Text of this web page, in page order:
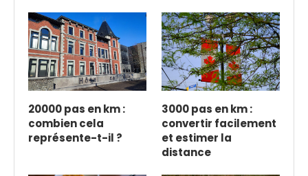
20000 pas en km :
combien cela
représente-t-il ?
3000 pas en km :
convertir facilement
et estimer la
distance